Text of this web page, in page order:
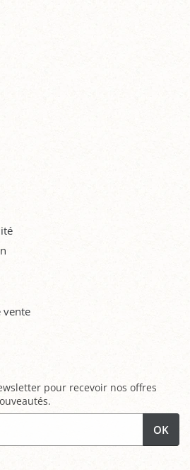
vente
pour recevoir nos offres
OK